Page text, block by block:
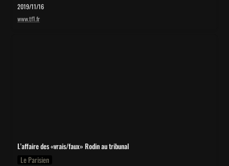
2019/11/16
www.tf1.fr
L’affaire des «vrais/faux» Rodin au tribunal
Le Parisien